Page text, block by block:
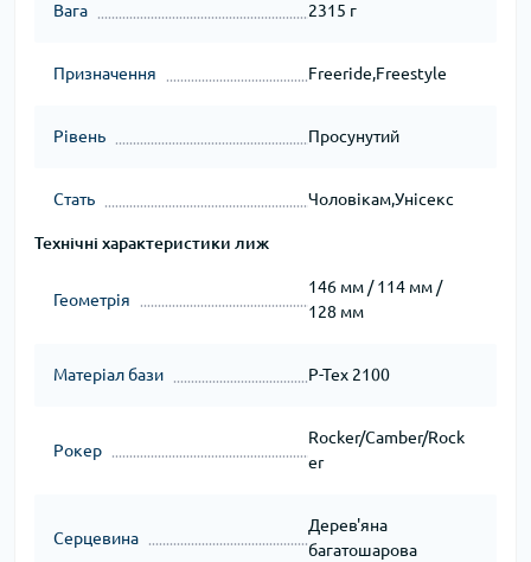
Вага 2315 г
Призначення Freeride,Freestyle
Рівень Просунутий
Стать Чоловікам,Унісекс
Технічні характеристики лиж
Геометрія
146 мм / 114 мм /
128 мм
Матеріал бази P-Tex 2100
Рокер
Rocker/Camber/Rock
er
Серцевина
Дерев'яна
багатошарова